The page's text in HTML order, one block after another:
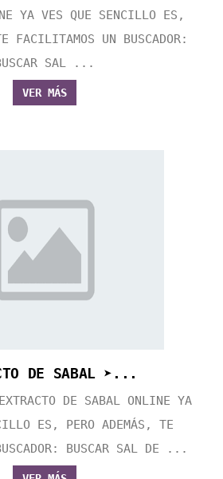
YA VES QUE SENCILLO ES,
FACILITAMOS UN BUSCADOR:
SAL ...
VER MÁS
DE SABAL ➤...
EXTRACTO DE SABAL ONLINE YA
ES, PERO ADEMÁS, TE
BUSCAR SAL DE ...